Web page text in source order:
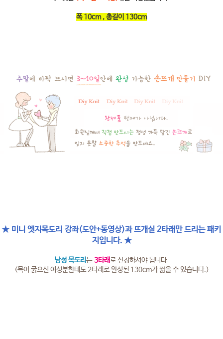
폭 10cm , 총길이 130cm
★ 미니 엣지목도리 강좌(도안+동영상)과 뜨개실 2타래만 드리는 패키
지입니다. ★
남성 목도리는 3타래로 신청하셔야 됩니다.
(목이 굵으신 여성분한테도 2타래로 완성된 130cm가 짧을 수 있습니다.)